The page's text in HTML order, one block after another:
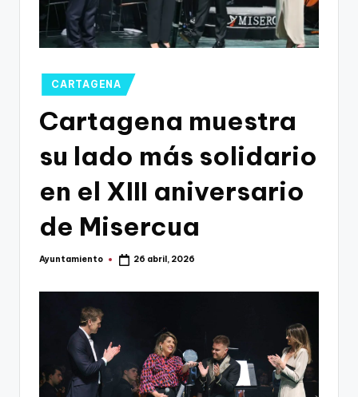
Publicado
en
CARTAGENA
Cartagena muestra
su lado más solidario
en el XIII aniversario
de Misercua
Publicado
Ayuntamiento 26 abril, 2026